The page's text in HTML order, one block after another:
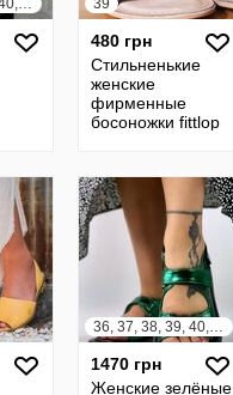
36, 37, 38, 39, 40, 41 39
480 грн
Стильненькие
женские
фирменные
босоножки fittlop
36, 37, 38, 39, 40, 41
1470 грн
Женские зелёные